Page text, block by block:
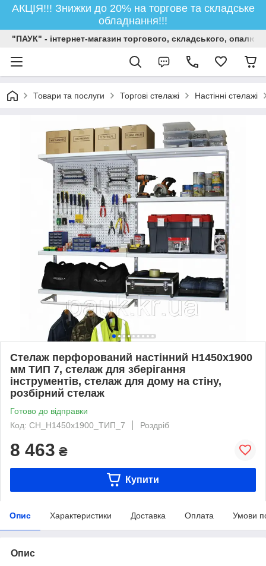
АКЦІЯ!!! Знижки до 20% на торгове та складське
обладнання!!!
"ПАУК" - інтернет-магазин торгового, складського,
Товари та послуги Торгові стелажі Настінні стелажі
Стелаж перфорований настінний Н1450х1900
мм ТИП 7, стелаж для зберігання
інструментів, стелаж для дому на стіну,
розбірний стелаж
Готово до відправки
Код: СН_Н1450х1900_ТИП_7
Роздріб
8 463 ₴
Купити
Опис Характеристики Доставка Оплата Умови
Опис